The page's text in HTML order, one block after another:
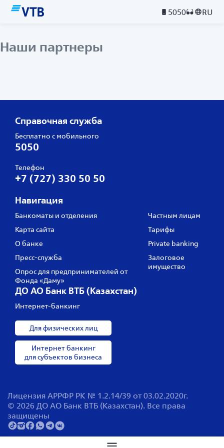
5050 RU
Наши партнеры
Справочная служба
Бесплатно с мобильного
5050
Телефон
+7 (727) 330 50 50
Навигация
Банкоматы и отделения
Карта сайта
О банке
Пресс‑служба
Опрос для предпринимателей от
Фонда «Даму»
Частным лицам
Тарифы
Private banking
Залоговое
имущество
ДО АО Банк ВТБ (Казахстан)
Интернет-банкинг
Для физических лиц
Интернет банкинг
для субъектов бизнеса
Лицензия АРРФР РК № 1.2.14/39 от 03.02.2020г.
© 2026 ДО АО Банк ВТБ (Казахстан). Все права
защищены